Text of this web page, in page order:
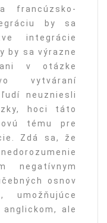
francúzsko-
by sa
integrácie
by sa výrazne
v otázke
vytváraní
neuzniesli
hoci táto
tému pre
Zdá sa, že
negatívnym
osnov
umožňujúce
ale